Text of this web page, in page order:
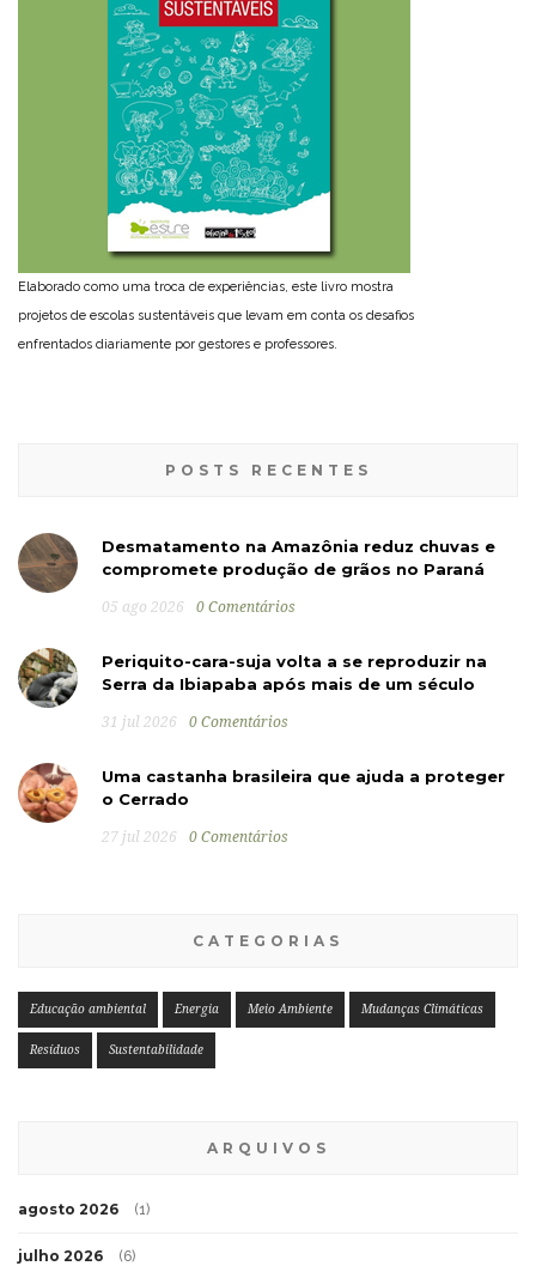
Elaborado como uma troca de experiências, este livro mostra
projetos de escolas sustentáveis que levam em conta os desafios
enfrentados diariamente por gestores e professores.
POSTS RECENTES
Desmatamento na Amazônia reduz chuvas e
compromete produção de grãos no Paraná
05 ago 2026 0 Comentários
Periquito-cara-suja volta a se reproduzir na
Serra da Ibiapaba após mais de um século
31 jul 2026 0 Comentários
Uma castanha brasileira que ajuda a proteger
o Cerrado
27 jul 2026 0 Comentários
CATEGORIAS
Educação ambiental Energia Meio Ambiente Mudanças Climáticas
Resíduos Sustentabilidade
ARQUIVOS
agosto 2026 (1)
julho 2026 (6)